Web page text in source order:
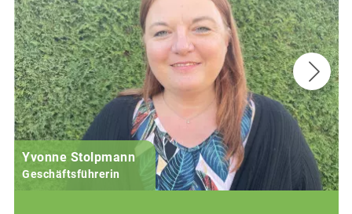
Yvonne Stolpmann
Geschäftsführerin